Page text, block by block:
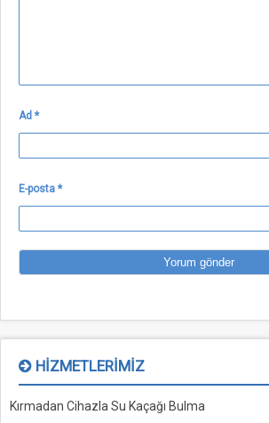
Ad *
E-posta *
HIZMETLERIMIZ
Kırmadan Cihazla Su Kaçağı Bulma